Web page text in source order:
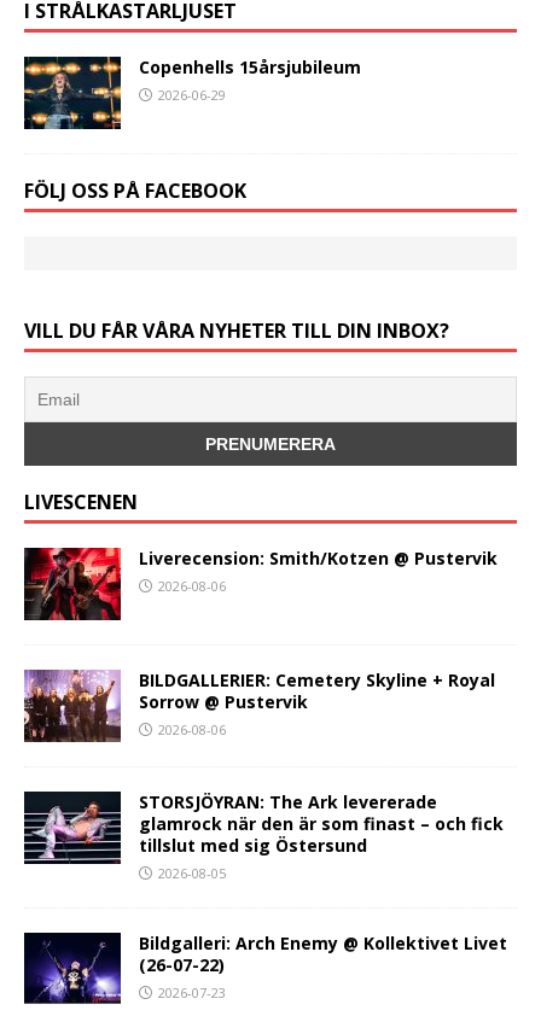
I STRÅLKASTARLJUSET
Copenhells 15årsjubileum
2026-06-29
FÖLJ OSS PÅ FACEBOOK
VILL DU FÅR VÅRA NYHETER TILL DIN INBOX?
LIVESCENEN
Liverecension: Smith/Kotzen @ Pustervik
2026-08-06
BILDGALLERIER: Cemetery Skyline + Royal
Sorrow @ Pustervik
2026-08-06
STORSJÖYRAN: The Ark levererade
glamrock när den är som finast – och fick
tillslut med sig Östersund
2026-08-05
Bildgalleri: Arch Enemy @ Kollektivet Livet
(26-07-22)
2026-07-23